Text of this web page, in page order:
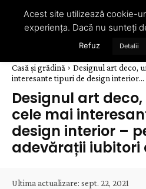
Casă și grădină
Designul art deco,
interesante tipuri de design interior...
Designul art
cele mai
design interior –
adevărații iubitori
Ultima actualizare: sept. 22, 2021
Acest site utilizează cookie-
experiența. Dacă nu sunteți
Refuz Detalii